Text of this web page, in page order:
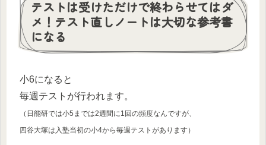
テストは受けただけで終わらせてはダ
メ！テスト直しノートは大切な参考書
になる
小6になると
毎週テストが行われます。
（日能研では小5までは2週間に1回の頻度なんですが、
四谷大塚は入塾当初の小4から毎週テストがあります）